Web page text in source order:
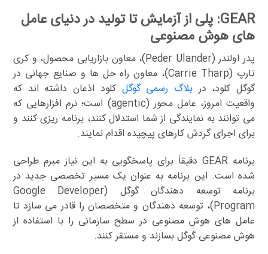
GEAR: پلی از آزمایش تا تولید در دنیای عامل
های هوش مصنوعی
پدر اولندر (Peder Ulander)، معاون بازاریابی محصول، و کری
تارپ (Carrie Tharp)، معاون راه حل ها و صنایع جهانی در
گوگل کلود، دربلاگ رسمی گوگل کلود اذعان داشته اند که
واقعیت امروز، عامل محور (agentic) است؛ نرم افزارهایی که
می توانند به نمایندگی از شما استدلال کنند، برنامه ریزی کنند و
برای اجرای گردش کارهای پیچیده اقدام نمایند.
برنامه GEAR دقیقاً برای پاسخگویی به این نیاز مبرم طراحی
شده است. این برنامه به عنوان یک مسیر تخصصی جدید در
برنامه توسعه دهندگان گوگل (Google Developer
Program)، توسعه دهندگان و متخصصان را قادر می سازد تا
عامل های هوش مصنوعی در سطح سازمانی را با استفاده از
هوش مصنوعی گوگل بسازند و مستقر کنند.